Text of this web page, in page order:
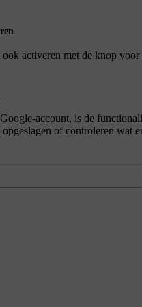
ook activeren met de knop
account, is de
of controleren wat